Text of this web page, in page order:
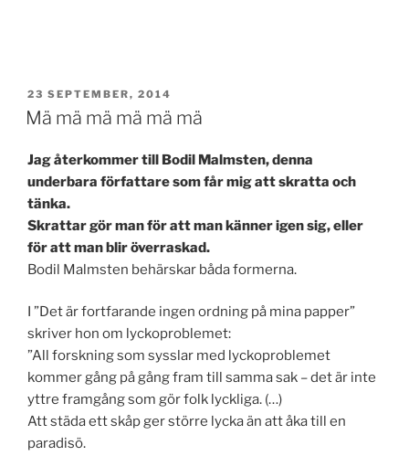
PUBLICERAT
23 SEPTEMBER, 2014
Mä mä mä mä mä mä
Jag återkommer till Bodil Malmsten, denna
underbara författare som får mig att skratta och
tänka.
Skrattar gör man för att man känner igen sig, eller
för att man blir överraskad.
Bodil Malmsten behärskar båda formerna.
I ”Det är fortfarande ingen ordning på mina papper”
skriver hon om lyckoproblemet:
”All forskning som sysslar med lyckoproblemet
kommer gång på gång fram till samma sak – det är inte
yttre framgång som gör folk lyckliga. (…)
Att städa ett skåp ger större lycka än att åka till en
paradisö.